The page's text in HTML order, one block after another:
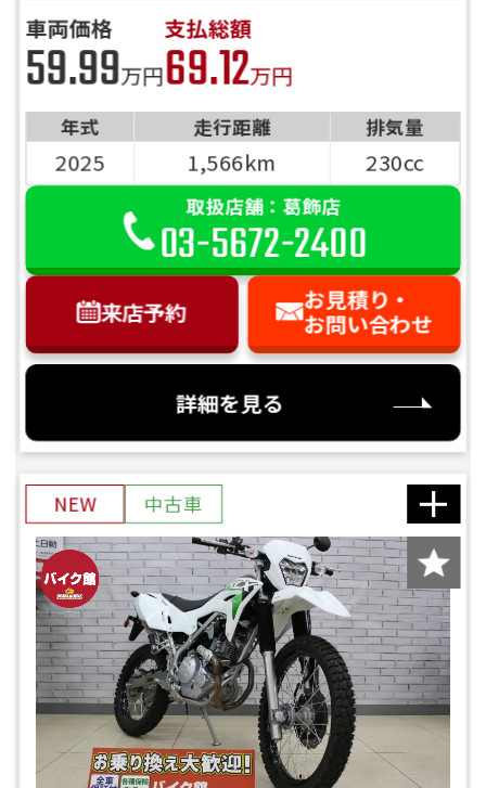
車両価格
59.99万円
支払総額
69.12万円
年式 走行距離 排気量
2025 1,566km 230cc
取扱店舗：葛飾店
03-5672-2400
来店予約
お見積り・
お問い合わせ
詳細を見る
NEW 中古車